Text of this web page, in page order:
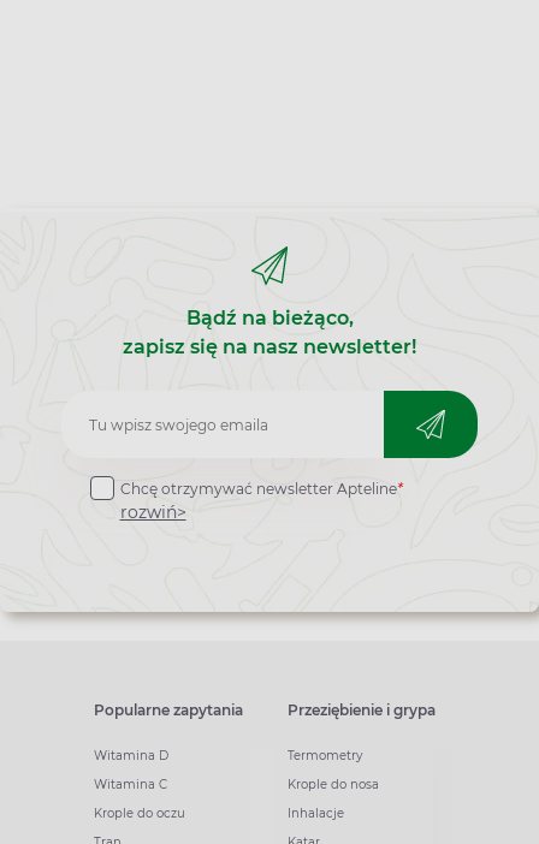
Bądź na bieżąco,
zapisz się na nasz newsletter!
Zapisz
do
newslettera
Chcę otrzymywać newsletter Apteline*
rozwiń>
Popularne zapytania
Witamina D
Witamina C
Krople do oczu
Przeziębienie i grypa
Termometry
Krople do nosa
Inhalacje